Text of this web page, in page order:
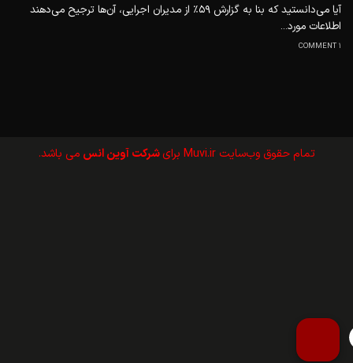
آیا می‌دانستید که بنا به گزارش ۵۹٪ از مدیران اجرایی، آن‌ها ترجیح می‌دهند
اطلاعات مورد...
1 COMMENT
تمام حقوق وب‌سايت Muvi.ir برای شرکت آوین انس می باشد.